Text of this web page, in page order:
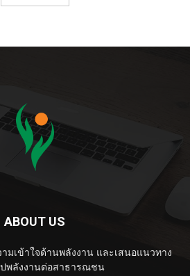
ABOUT US
มเข้าใจด้านพลังงาน และเสนอแนวทาง
พลังงานต่อสาธารณชน